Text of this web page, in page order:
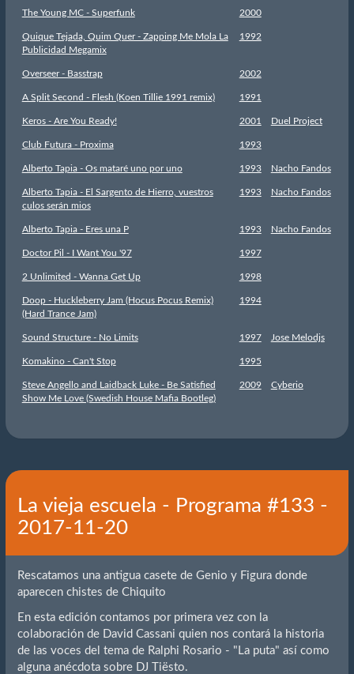
The Young MC - Superfunk 2000
Quique Tejada, Quim Quer - Zapping Me Mola La
Publicidad Megamix
1992
Overseer - Basstrap 2002
A Split Second - Flesh (Koen Tillie 1991 remix) 1991
Keros - Are You Ready! 2001 Duel Project
Club Futura - Proxima 1993
Alberto Tapia - Os mataré uno por uno 1993 Nacho Fandos
Alberto Tapia - El Sargento de Hierro, vuestros
culos serán mios
1993 Nacho Fandos
Alberto Tapia - Eres una P 1993 Nacho Fandos
Doctor Pil - I Want You '97 1997
2 Unlimited - Wanna Get Up 1998
Doop - Huckleberry Jam (Hocus Pocus Remix)
(Hard Trance Jam)
1994
Sound Structure - No Limits 1997 Jose Melodjs
Komakino - Can't Stop 1995
Steve Angello and Laidback Luke - Be Satisfied
Show Me Love (Swedish House Mafia Bootleg)
2009 Cyberio
La vieja escuela - Programa #133 -
2017-11-20
Rescatamos una antigua casete de Genio y Figura donde
aparecen chistes de Chiquito
En esta edición contamos por primera vez con la
colaboración de David Cassani quien nos contará la historia
de las voces del tema de Ralphi Rosario - "La puta" así como
alguna anécdota sobre DJ Tiësto.